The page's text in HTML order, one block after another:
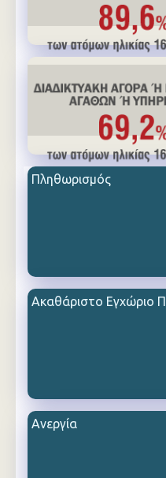
Πληθωρισμός
Ακαθάριστο Εγχώριο
Ανεργία